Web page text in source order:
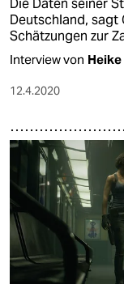
Die Daten seiner
Deutschland, sagt
Schätzungen zur
Interview von
12.4.2020